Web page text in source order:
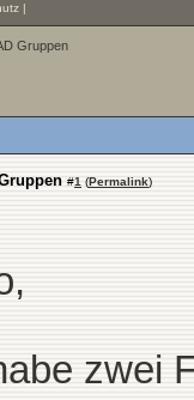
|
Gruppen
#1 (Permalink)
zwei